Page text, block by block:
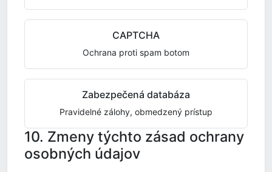
CAPTCHA
Ochrana proti spam botom
Zabezpečená databáza
Pravidelné zálohy, obmedzený prístup
10. Zmeny týchto zásad ochrany
osobných údajov